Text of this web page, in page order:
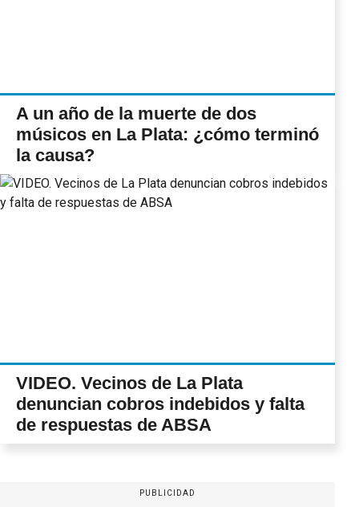
A un año de la muerte de dos
músicos en La Plata: ¿cómo terminó
la causa?
VIDEO. Vecinos de La Plata
denuncian cobros indebidos y falta
de respuestas de ABSA
PUBLICIDAD